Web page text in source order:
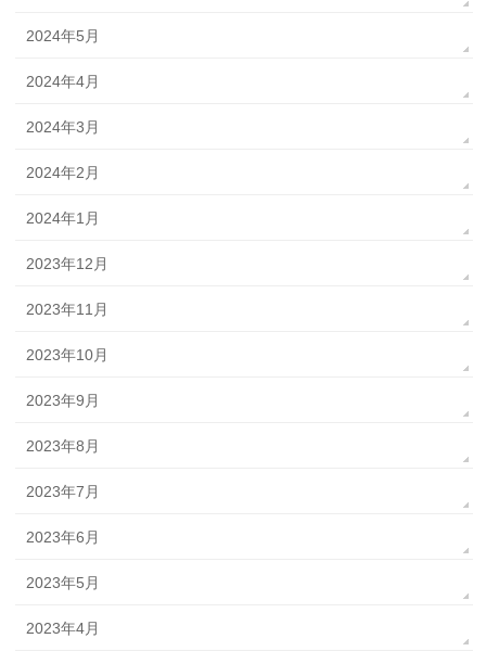
2024年5月
2024年4月
2024年3月
2024年2月
2024年1月
2023年12月
2023年11月
2023年10月
2023年9月
2023年8月
2023年7月
2023年6月
2023年5月
2023年4月